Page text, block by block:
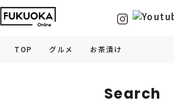
TOP グルメ お茶漬け
Search